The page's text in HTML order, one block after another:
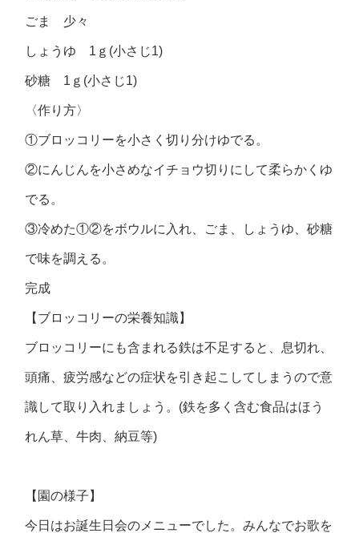
ごま 少々
しょうゆ 1ｇ(小さじ1)
砂糖 1ｇ(小さじ1)
〈作り方〉
①ブロッコリーを小さく切り分けゆでる。
②にんじんを小さめなイチョウ切りにして柔らかくゆ
でる。
③冷めた①②をボウルに入れ、ごま、しょうゆ、砂糖
で味を調える。
完成
【ブロッコリーの栄養知識】
ブロッコリーにも含まれる鉄は不足すると、息切れ、
頭痛、疲労感などの症状を引き起こしてしまうので意
識して取り入れましょう。(鉄を多く含む食品はほう
れん草、牛肉、納豆等)
【園の様子】
今日はお誕生日会のメニューでした。みんなでお歌を